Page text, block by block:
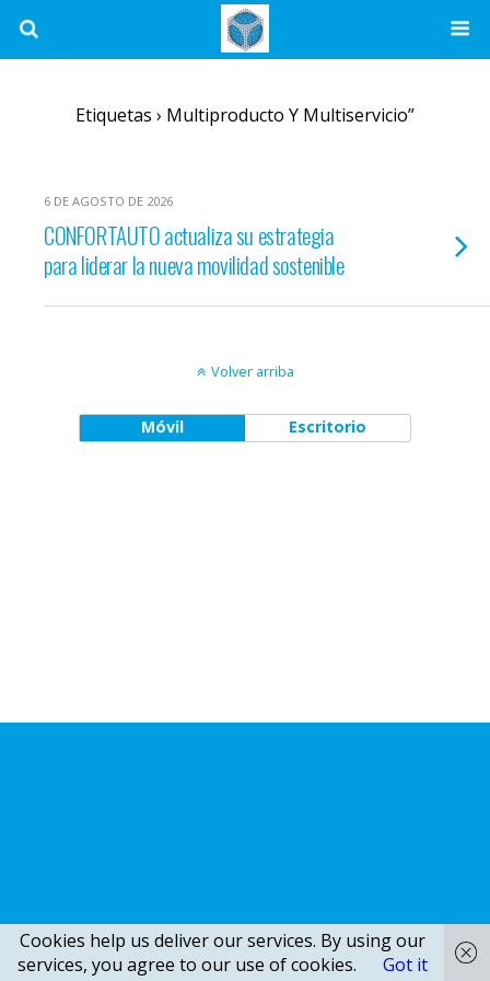
Etiquetas › Multiproducto Y Multiservicio”
6 DE AGOSTO DE 2026
CONFORTAUTO actualiza su estrategia
para liderar la nueva movilidad sostenible
Volver arriba
Móvil Escritorio
Cookies help us deliver our services. By using our
services, you agree to our use of cookies.
Got it